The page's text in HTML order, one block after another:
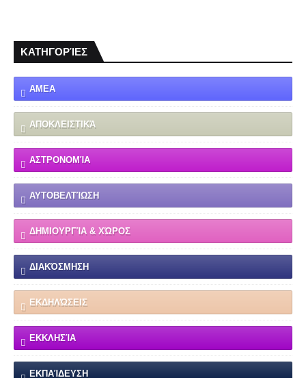
ΚΑΤΗΓΟΡΊΕΣ
ΑΜΕΑ
ΑΠΟΚΛΕΙΣΤΙΚΆ
ΑΣΤΡΟΝΟΜΊΑ
ΑΥΤΟΒΕΛΤΊΩΣΗ
ΔΗΜΙΟΥΡΓΊΑ & ΧΏΡΟΣ
ΔΙΑΚΌΣΜΗΣΗ
ΕΚΔΗΛΏΣΕΙΣ
ΕΚΚΛΗΣΊΑ
ΕΚΠΑΊΔΕΥΣΗ